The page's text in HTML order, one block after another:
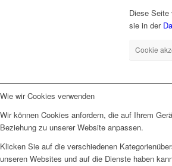
Diese
sie in der
Cookie
Wie wir Cookies verwenden
Wir können Cookies anfordern, die auf Ihrem
Beziehung zu unserer Website anpassen.
Klicken Sie auf die verschiedenen
unseren Websites und auf die Dienste haben